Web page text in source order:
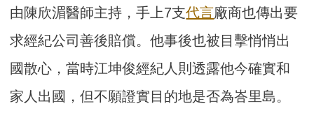
由陳欣湄醫師主持，手上7支代言廠商也傳出要
求經紀公司善後賠償。他事後也被目擊悄悄出
國散心，當時江坤俊經紀人則透露他今確實和
家人出國，但不願證實目的地是否為峇里島。